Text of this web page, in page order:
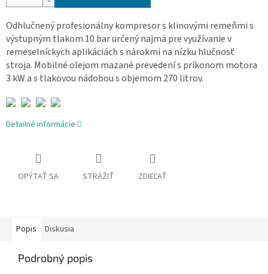
Odhlučnený profesionálny kompresor s klinovými remeňmi s
výstupným tlakom 10 bar určený najmä pre využívanie v
remeselníckych aplikáciách s nárokmi na nízku hlučnosť
stroja. Mobilné olejom mazané prevedení s príkonom motora
3 kW a s tlakovou nádobou s objemom 270 litrov.
Detailné informácie
OPÝTAŤ SA STRÁŽIŤ ZDIEĽAŤ
Popis Diskusia
Podrobný popis